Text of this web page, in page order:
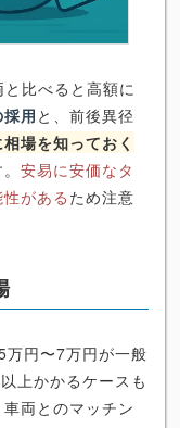
比べると高額に
用 と、前後異径
場を知っておく
安易に安価なタ
がある ため注意
万円〜7万円が一般
上かかるケースも
車両とのマッチン